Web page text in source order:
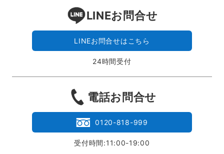
LINEお問合せ
LINEお問合せはこちら
24時間受付
電話お問合せ
0120-818-999
受付時間:11:00-19:00